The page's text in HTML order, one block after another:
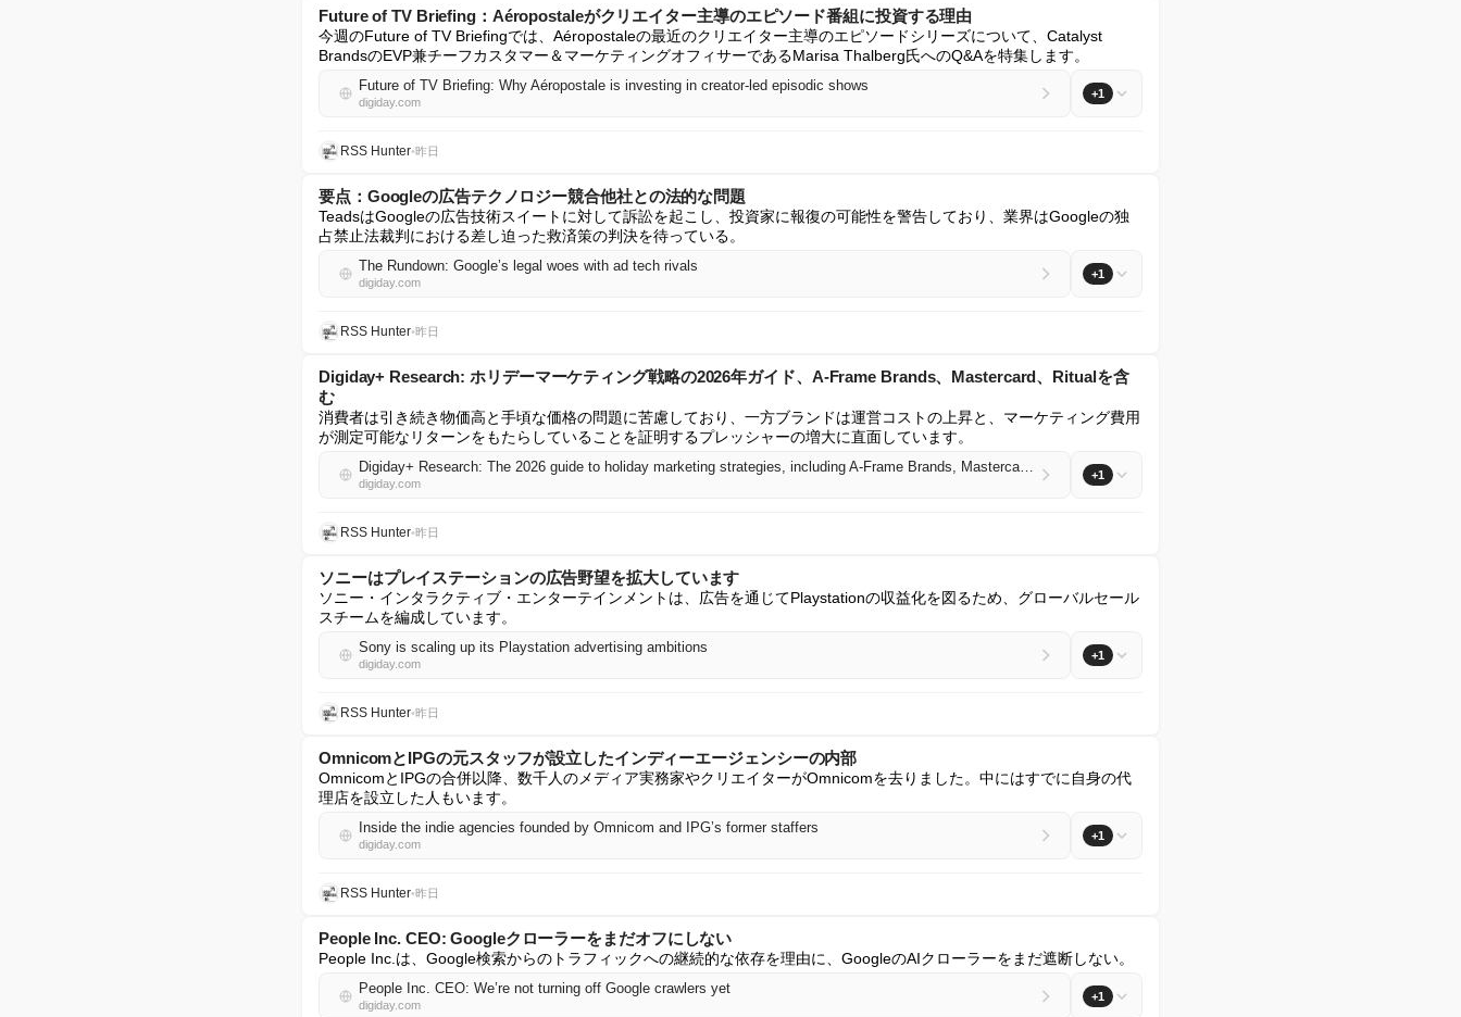
Future of TV Briefing：Aéropostaleがクリエイター主導のエピソード番組に投資する理由
今週のFuture of TV Briefingでは、Aéropostaleの最近のクリエイター主導のエピソードシリーズについて、Catalyst
BrandsのEVP兼チーフカスタマー＆マーケティングオフィサーであるMarisa Thalberg氏へのQ&Aを特集します。
Future of TV Briefing: Why Aéropostale is investing in creator-led episodic shows
digiday.com
+1
RSS Hunter•昨日
要点：Googleの広告テクノロジー競合他社との法的な問題
TeadsはGoogleの広告技術スイートに対して訴訟を起こし、投資家に報復の可能性を警告しており、業界はGoogleの独
占禁止法裁判における差し迫った救済策の判決を待っている。
The Rundown: Google’s legal woes with ad tech rivals
digiday.com
+1
RSS Hunter•昨日
Digiday+ Research: ホリデーマーケティング戦略の2026年ガイド、A-Frame Brands、Mastercard、Ritualを含
む
消費者は引き続き物価高と手頃な価格の問題に苦慮しており、一方ブランドは運営コストの上昇と、マーケティング費用
が測定可能なリターンをもたらしていることを証明するプレッシャーの増大に直面しています。
Digiday+ Research: The 2026 guide to holiday marketing strategies, including A-Frame Brands, Mastercard and Ritual
digiday.com
+1
RSS Hunter•昨日
ソニーはプレイステーションの広告野望を拡大しています
ソニー・インタラクティブ・エンターテインメントは、広告を通じてPlaystationの収益化を図るため、グローバルセール
スチームを編成しています。
Sony is scaling up its Playstation advertising ambitions
digiday.com
+1
RSS Hunter•昨日
OmnicomとIPGの元スタッフが設立したインディーエージェンシーの内部
OmnicomとIPGの合併以降、数千人のメディア実務家やクリエイターがOmnicomを去りました。中にはすでに自身の代
理店を設立した人もいます。
Inside the indie agencies founded by Omnicom and IPG’s former staffers
digiday.com
+1
RSS Hunter•昨日
People Inc. CEO: Googleクローラーをまだオフにしない
People Inc.は、Google検索からのトラフィックへの継続的な依存を理由に、GoogleのAIクローラーをまだ遮断しない。
People Inc. CEO: We’re not turning off Google crawlers yet
digiday.com
+1